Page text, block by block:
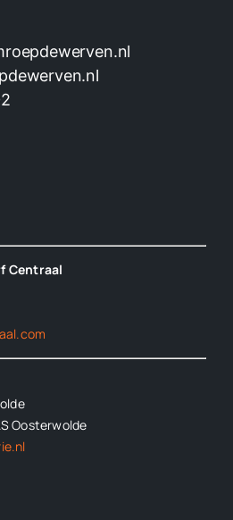
Centraal
Oosterwolde